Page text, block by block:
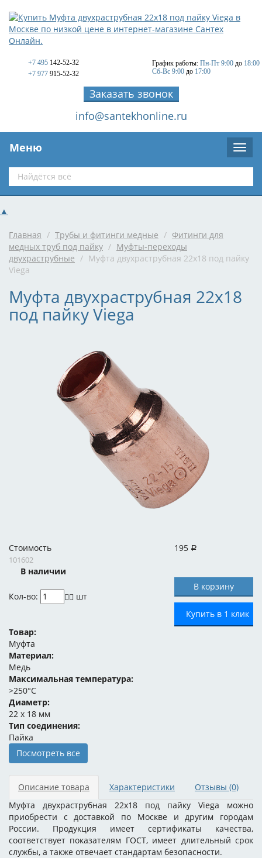
+7 495 142-52-32
+7 977 915-52-32
График работы: Пн-Пт 9:00 до 18:00
Сб-Вс 9:00 до 17:00
Заказать звонок
info@santekhonline.ru
Меню
▲
Главная / Трубы и фитинги медные / Фитинги для
медных труб под пайку / Муфты-переходы
двухраструбные / Муфта двухраструбная 22х18 под пайку
Viega
Муфта двухраструбная 22х18
под пайку Viega
Стоимость 195 Р
101602
В наличии
Кол-во:
шт
Купить в 1 клик
Товар:
Муфта
Материал:
Медь
Максимальная температура:
>250°C
Диаметр:
22 x 18 мм
Тип соединения:
Пайка
Посмотреть все
Описание товара Характеристики Отзывы (0)
Муфта двухраструбная 22х18 под пайку Viega можно
приобрести с доставкой по Москве и другим городам
России. Продукция имеет сертификаты качества,
соответствует показателям ГОСТ, имеет длительный срок
службы, а также отвечает стандартам безопасности.